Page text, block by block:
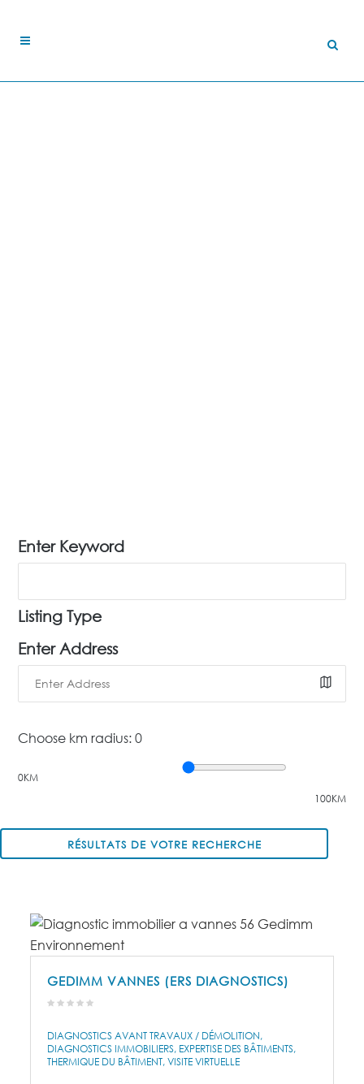
Enter Keyword
Listing Type
Enter Address
Choose km radius:0
0KM
100KM
RÉSULTATS DE VOTRE RECHERCHE
GEDIMM VANNES (ERS DIAGNOSTICS)
DIAGNOSTICS AVANT TRAVAUX / DÉMOLITION
DIAGNOSTICS IMMOBILIERS EXPERTISE DES BÂTIMENTS
THERMIQUE DU BÂTIMENT VISITE VIRTUELLE